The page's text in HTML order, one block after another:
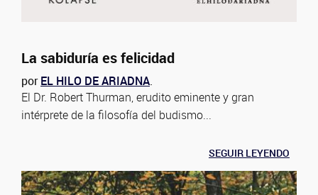
La sabiduría es felicidad
porEL HILO DE ARIADNA.
El Dr. Robert Thurman, erudito eminente y gran
intérprete de la filosofía del budismo...
SEGUIR LEYENDO